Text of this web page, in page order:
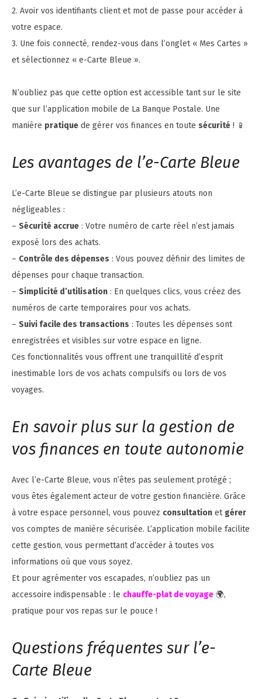
2. Avoir vos identifiants client et mot de passe pour accéder à
votre espace.
3. Une fois connecté, rendez-vous dans l’onglet « Mes Cartes »
et sélectionnez « e-Carte Bleue ».
N’oubliez pas que cette option est accessible tant sur le site
que sur l’application mobile de La Banque Postale. Une
manière pratique de gérer vos finances en toute sécurité ! 📱
Les avantages de l’e-Carte Bleue
L’e-Carte Bleue se distingue par plusieurs atouts non
négligeables :
– Sécurité accrue : Votre numéro de carte réel n’est jamais
exposé lors des achats.
– Contrôle des dépenses : Vous pouvez définir des limites de
dépenses pour chaque transaction.
– Simplicité d’utilisation : En quelques clics, vous créez des
numéros de carte temporaires pour vos achats.
– Suivi facile des transactions : Toutes les dépenses sont
enregistrées et visibles sur votre espace en ligne.
Ces fonctionnalités vous offrent une tranquillité d’esprit
inestimable lors de vos achats compulsifs ou lors de vos
voyages.
En savoir plus sur la gestion de
vos finances en toute autonomie
Avec l’e-Carte Bleue, vous n’êtes pas seulement protégé ;
vous êtes également acteur de votre gestion financière. Grâce
à votre espace personnel, vous pouvez consultation et gérer
vos comptes de manière sécurisée. L’application mobile facilite
cette gestion, vous permettant d’accéder à toutes vos
informations où que vous soyez.
Et pour agrémenter vos escapades, n’oubliez pas un
accessoire indispensable : le chauffe-plat de voyage 🌍,
pratique pour vos repas sur le pouce !
Questions fréquentes sur l’e-
Carte Bleue